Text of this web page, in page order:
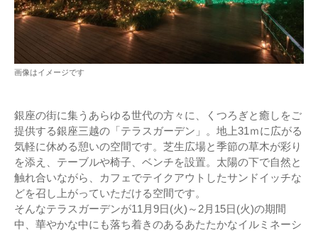
画像はイメージです
銀座の街に集うあらゆる世代の方々に、くつろぎと癒しをご
提供する銀座三越の「テラスガーデン」。地上31ｍに広がる
気軽に休める憩いの空間です。芝生広場と季節の草木が彩り
を添え、テーブルや椅子、ベンチを設置。太陽の下で自然と
触れ合いながら、カフェでテイクアウトしたサンドイッチな
どを召し上がっていただける空間です。
そんなテラスガーデンが11月9日(火)～2月15日(火)の期間
中、華やかな中にも落ち着きのあるあたたかなイルミネーシ